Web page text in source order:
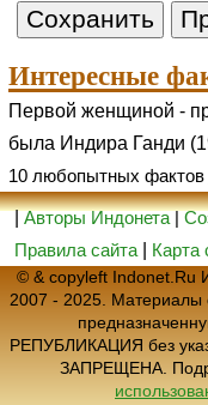
Интересные
Первой женщиной -
была Индира Ганди
10 любопытных фактов
|Авторы Индонета|
Правила сайта
Карта
© & copyleft Indonet.Ru
2007 - 2025. Материалы
РЕПУБЛИКАЦИЯ без
ЗАПРЕЩЕНА.